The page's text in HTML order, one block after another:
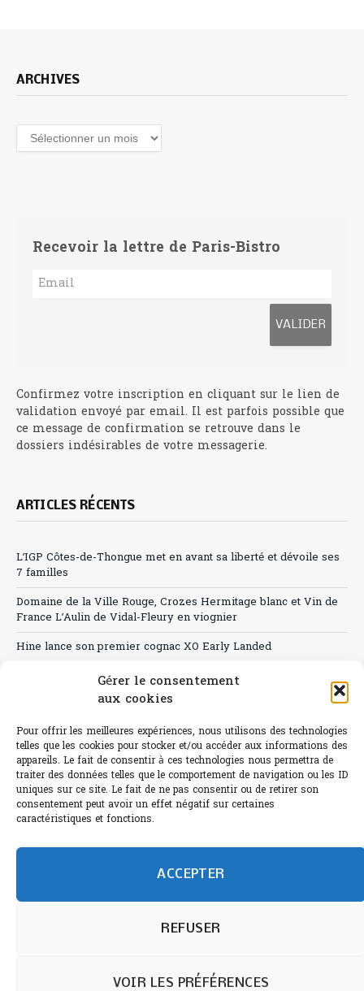
Gérer le consentement
aux cookies
Pour offrir les meilleures expériences, nous utilisons des technologies
telles que les cookies pour stocker et/ou accéder aux informations des
appareils. Le fait de consentir à ces technologies nous permettra de
traiter des données telles que le comportement de navigation ou les ID
uniques sur ce site. Le fait de ne pas consentir ou de retirer son
consentement peut avoir un effet négatif sur certaines
caractéristiques et fonctions.
ACCEPTER
REFUSER
VOIR LES PRÉFÉRENCES
ARCHIVES
Archives
Recevoir la lettre de Paris-Bistro
Confirmez votre inscription en cliquant sur le lien de
validation envoyé par email. Il est parfois possible que
ce message de confirmation se retrouve dans le
dossiers indésirables de votre messagerie.
ARTICLES RÉCENTS
L’IGP Côtes-de-Thongue met en avant sa liberté et dévoile ses
7 familles
Domaine de la Ville Rouge, Crozes Hermitage blanc et Vin de
France L’Aulin de Vidal-Fleury en viognier
Hine lance son premier cognac XO Early Landed
Canicule : A quand le CHR à « l’heure espagnole » ?
Sélection de rosés 2026
L'abus d'alcool est dangereux pour la santé.
humain et 0% IA de Paris Bistro Editions - SARL de Presse -
Informations légales etRGPD